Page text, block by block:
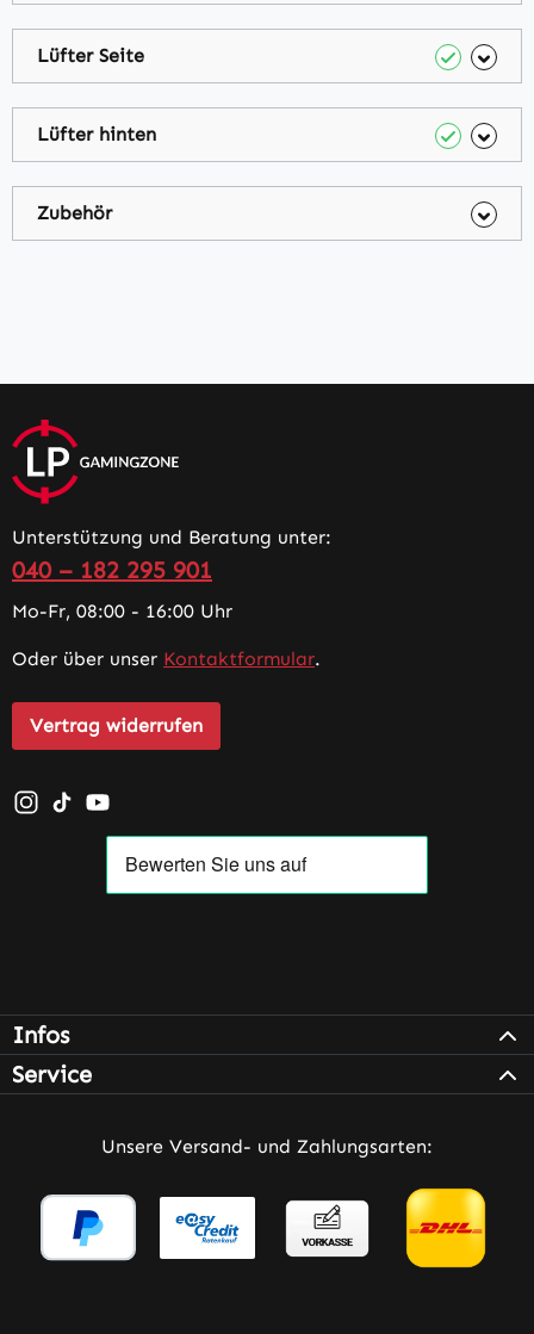
Lüfter Seite
Lüfter hinten
Zubehör
Unterstützung und Beratung unter:
040 – 182 295 901
Mo-Fr, 08:00 - 16:00 Uhr
Oder über unser Kontaktformular.
Vertrag widerrufen
Schau auf Instagram vorbei – öffnet in neuem Tab
Sieh dir unsere TikTok-Videos an – öffnet in neuem
Sieh dir unsere Videos auf YouTube an – öffnet
Infos
Service
Unsere Versand- und Zahlungsarten: